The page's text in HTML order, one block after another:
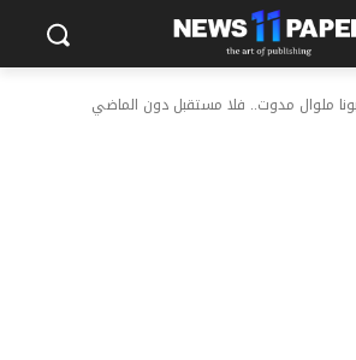
ملوال مدوت.. فلا مستقبل دون الماضي